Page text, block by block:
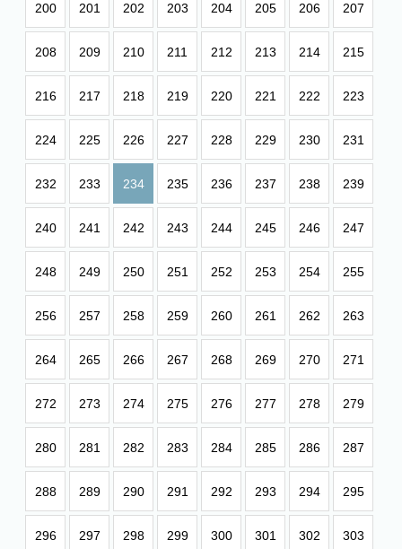
200 201 202 203 204 205 206 207
208 209 210 211 212 213 214 215
216 217 218 219 220 221 222 223
224 225 226 227 228 229 230 231
232 233 234 235 236 237 238 239
240 241 242 243 244 245 246 247
248 249 250 251 252 253 254 255
256 257 258 259 260 261 262 263
264 265 266 267 268 269 270 271
272 273 274 275 276 277 278 279
280 281 282 283 284 285 286 287
288 289 290 291 292 293 294 295
296 297 298 299 300 301 302 303